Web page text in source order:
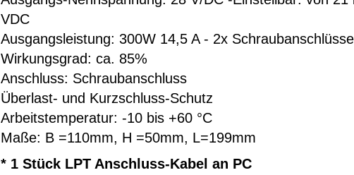
VDC
Ausgangsleistung: 300W 14,5 A - 2x Schraubanschlüsse
Wirkungsgrad: ca. 85%
Anschluss: Schraubanschluss
Überlast- und Kurzschluss-Schutz
Arbeitstemperatur: -10 bis +60 °C
Maße: B =110mm, H =50mm, L=199mm
* 1 Stück LPT Anschluss-Kabel an PC